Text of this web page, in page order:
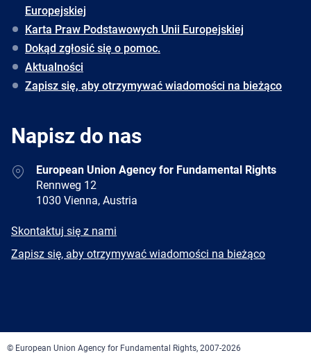
Europejskiej
Karta Praw Podstawowych Unii Europejskiej
Dokąd zgłosić się o pomoc.
Aktualności
Zapisz się, aby otrzymywać wiadomości na bieżąco
Napisz do nas
AddressEuropean Union Agency for Fundamental Rights
Rennweg 12
1030 Vienna, Austria
E-
Skontaktuj się z nami
Newsletter
Zapisz się, aby otrzymywać wiadomości na bieżąco
© European Union Agency for Fundamental Rights, 2007-2026